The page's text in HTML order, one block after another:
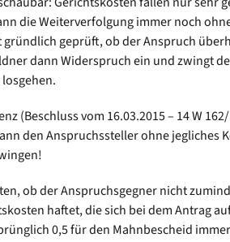
die Weiterverfolgung immer noch
geprüft, ob der Anspruch
dann Widerspruch ein und zwingt
(Beschluss vom 16.03.2015 – 14 W
den Anspruchssteller ohne jegliches
ob der Anspruchsgegner nicht
haftet, die sich bei dem Antrag
0,5 für den Mahnbescheid